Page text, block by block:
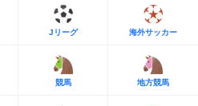
Jリーグ 海外サッカー
競馬 地方競馬